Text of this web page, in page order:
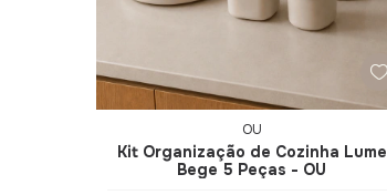
OU
Kit Organização de Cozinha Lume
Bege 5 Peças - OU